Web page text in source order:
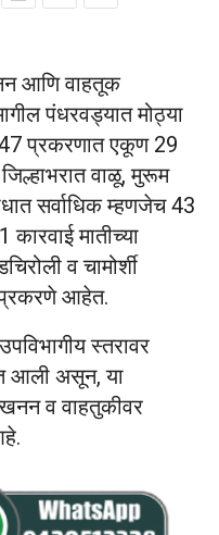
आणि वाहतूक
पंधरवड्यात मोठ्या
47 प्रकरणात एकूण 29
वाळू, मुरूम
सर्वाधिक म्हणजेच 43
कारवाई मातीच्या
व चामोर्शी
प्रकरणे आहेत.
स्तरावर
आली असून, या
व वाहतुकीवर